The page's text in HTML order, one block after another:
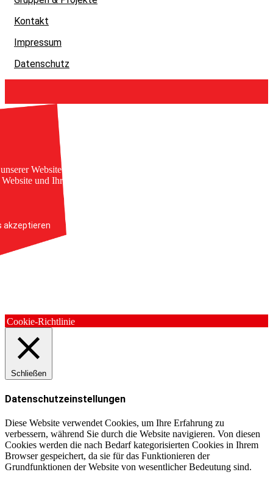
Kontakt
Impressum
Datenschutz
Website. Einige von ihnen sind essenziell, während
und Ihre Erfahrung zu verbessern.
akzeptieren
Cookie-Richtlinie
Schließen
Datenschutzeinstellungen
Diese Website verwendet Cookies, um Ihre Erfahrung zu
verbessern, während Sie durch die Website navigieren. Von diesen
Cookies werden die nach Bedarf kategorisierten Cookies in Ihrem
Browser gespeichert, da sie für das Funktionieren der
Grundfunktionen der Website von wesentlicher Bedeutung sind.